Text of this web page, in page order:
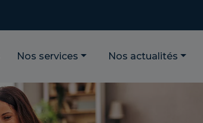
Nos services Nos actualités